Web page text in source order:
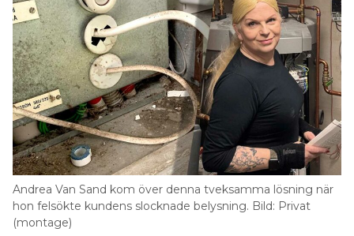
Andrea Van Sand kom över denna tveksamma lösning när
hon felsökte kundens slocknade belysning. Bild: Privat
(montage)